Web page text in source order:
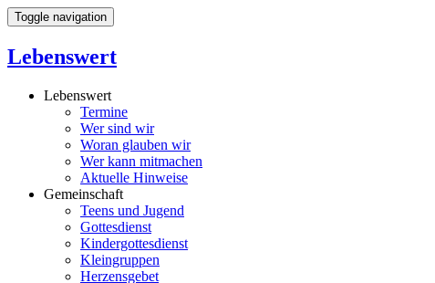
Toggle navigation
Lebenswert
Lebenswert
Termine
Wer sind wir
Woran glauben wir
Wer kann mitmachen
Aktuelle Hinweise
Gemeinschaft
Teens und Jugend
Gottesdienst
Kindergottesdienst
Kleingruppen
Herzensgebet